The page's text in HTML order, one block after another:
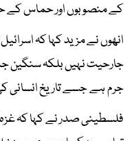
کے منصوبوں اور حماس
انھوں نے مزید کہا کہ
جارحیت نہیں بلکہ سنگین
جرم ہے جسے تاریخ انسانی